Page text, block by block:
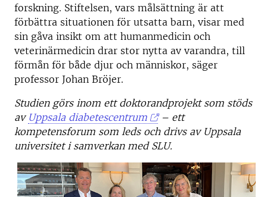
forskning. Stiftelsen, vars målsättning är att
förbättra situationen för utsatta barn, visar med
sin gåva insikt om att humanmedicin och
veterinärmedicin drar stor nytta av varandra, till
förmån för både djur och människor, säger
professor Johan Bröjer.
Studien görs inom ett doktorandprojekt som stöds
av Uppsala diabetescentrum
– ett
kompetensforum som leds och drivs av Uppsala
universitet i samverkan med SLU.